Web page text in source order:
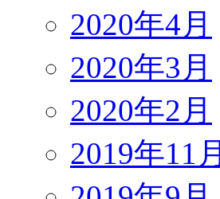
2020年4月
2020年3月
2020年2月
2019年11月